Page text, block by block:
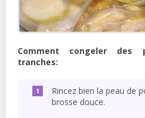
Comment congeler des
tranches:
Rincez bien la peau de
brosse douce.